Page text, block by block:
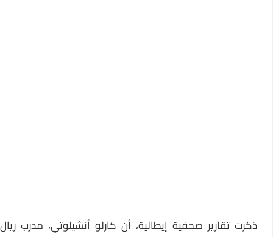
ذكرت تقارير صحفية إيطالية، أن كارلو أنشيلوتي، مدرب ريال